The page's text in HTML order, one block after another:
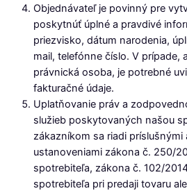
Objednávateľ je povinný pre
poskytnúť úplné a pravdivé
priezvisko, dátum narodenia,
mail, telefónne číslo. V prípade,
právnická osoba, je potrebné
fakturačné údaje.
Uplatňovanie práv a
služieb poskytovaných našou
zákazníkom sa riadi príslušnými
ustanoveniami zákona č. 250/
spotrebiteľa, zákona č. 102/
spotrebiteľa pri predaji tovaru